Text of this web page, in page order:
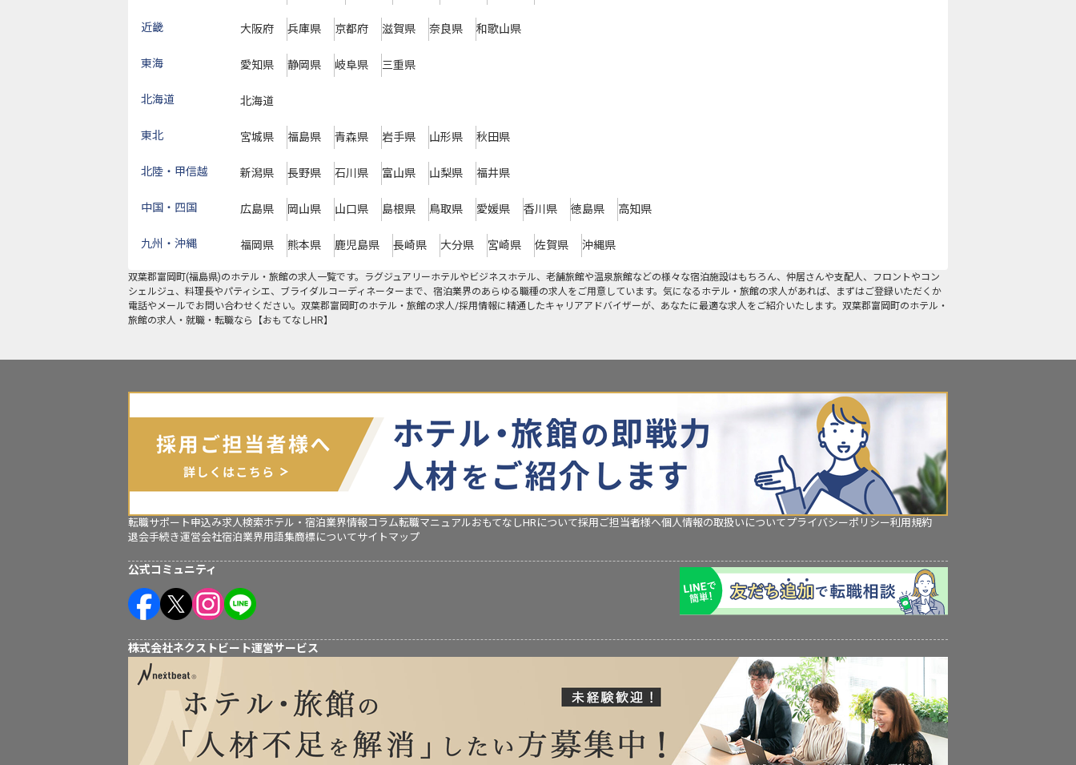
近畿 大阪府 兵庫県 京都府 滋賀県 奈良県 和歌山県
東海 愛知県 静岡県 岐阜県 三重県
北海道 北海道
東北 宮城県 福島県 青森県 岩手県 山形県 秋田県
北陸・甲信越 新潟県 長野県 石川県 富山県 山梨県 福井県
中国・四国 広島県 岡山県 山口県 島根県 鳥取県 愛媛県 香川県 徳島県 高知県
九州・沖縄 福岡県 熊本県 鹿児島県 長崎県 大分県 宮崎県 佐賀県 沖縄県
双葉郡富岡町(福島県)のホテル・旅館の求人一覧です。ラグジュアリーホテルやビジネスホテル、老舗旅館や温泉旅館などの様々な宿泊施設はもちろん、仲居さんや支配人、フロントやコン
シェルジュ、料理長やパティシエ、ブライダルコーディネーターまで、宿泊業界のあらゆる職種の求人をご用意しています。気になるホテル・旅館の求人があれば、まずはご登録いただくか
電話やメールでお問い合わせください。双葉郡富岡町のホテル・旅館の求人/採用情報に精通したキャリアアドバイザーが、あなたに最適な求人をご紹介いたします。双葉郡富岡町のホテル・
旅館の求人・就職・転職なら【おもてなしHR】
転職サポート申込み求人検索ホテル・宿泊業界情報コラム転職マニュアルおもてなしHRについて採用ご担当者様へ個人情報の取扱いについてプライバシーポリシー利用規約
退会手続き運営会社宿泊業界用語集商標についてサイトマップ
公式コミュニティ
株式会社ネクストビート運営サービス